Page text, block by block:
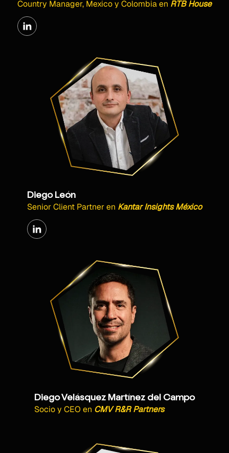
Country Manager, Mexico y Colombiaen RTB House
Diego León
Senior Client Partneren Kantar Insights México
Diego Velásquez Martínez del Campo
Socio y CEO en CMV R&R Partners